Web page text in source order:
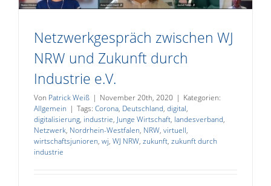
Netzwerkgespräch zwischen WJ
NRW und Zukunft durch
Industrie e.V.
Von Patrick Weiß | November 20th, 2020 | Kategorien:
Allgemein | Tags: Corona, Deutschland, digital,
digitalisierung, industrie, Junge Wirtschaft, landesverband,
Netzwerk, Nordrhein-Westfalen, NRW, virtuell,
wirtschaftsjunioren, wj, WJ NRW, zukunft, zukunft durch
industrie